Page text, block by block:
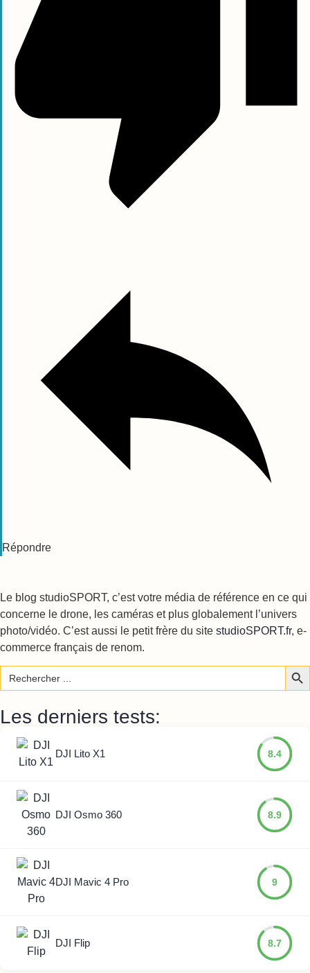
Répondre
Le blog studioSPORT, c’est votre média de référence en ce qui
concerne le drone, les caméras et plus globalement l’univers
photo/vidéo. C’est aussi le petit frère du site studioSPORT.fr, e-
commerce français de renom.
Search
for:
Les derniers tests:
DJI Lito X1 8.4
DJI Osmo 360 8.9
DJI Mavic 4 Pro 9
DJI Flip 8.7